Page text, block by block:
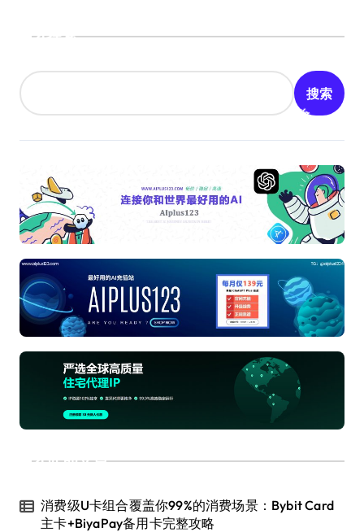
搜索
搜索
近期文章
消费级U卡组合覆盖你99%的消费场景：Bybit Card
主卡+BiyaPay备用卡完整攻略